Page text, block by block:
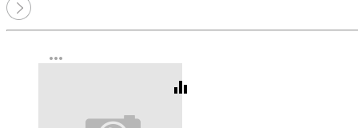
more_horiz
equalizer